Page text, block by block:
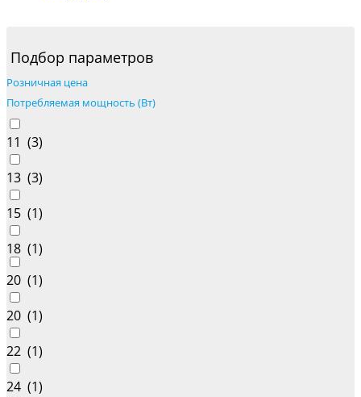
Подбор параметров
Розничная цена
Потребляемая мощность (Вт)
11 (3)
13 (3)
15 (1)
18 (1)
20 (1)
20 (1)
22 (1)
24 (1)